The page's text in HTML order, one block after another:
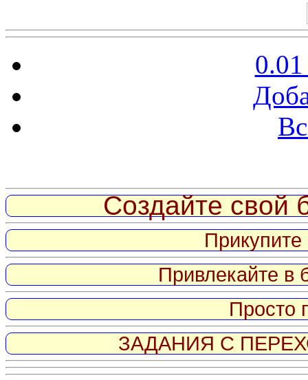
Создайте свой
Привлекайте в
Просто
ЗАДАНИЯ С